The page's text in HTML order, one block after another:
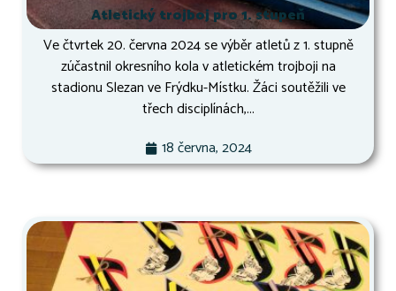
Atletický trojboj pro 1. stupeň
Ve čtvrtek 20. června 2024 se výběr atletů z 1. stupně
zúčastnil okresního kola v atletickém trojboji na
stadionu Slezan ve Frýdku-Místku. Žáci soutěžili ve
třech disciplínách,...
18 června, 2024